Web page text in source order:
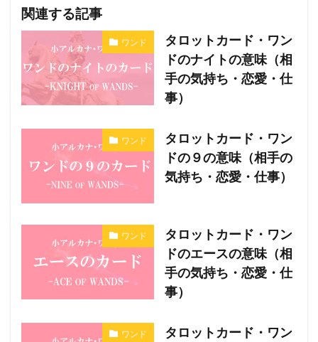
関連する記事
ワンド
タロットカード・ワン
ドのナイトの意味（相
手の気持ち・恋愛・仕
事）
ワンド
タロットカード・ワン
ドの９の意味（相手の
気持ち・恋愛・仕事）
ワンド
タロットカード・ワン
ドのエースの意味（相
手の気持ち・恋愛・仕
事）
ワンド
タロットカード・ワン